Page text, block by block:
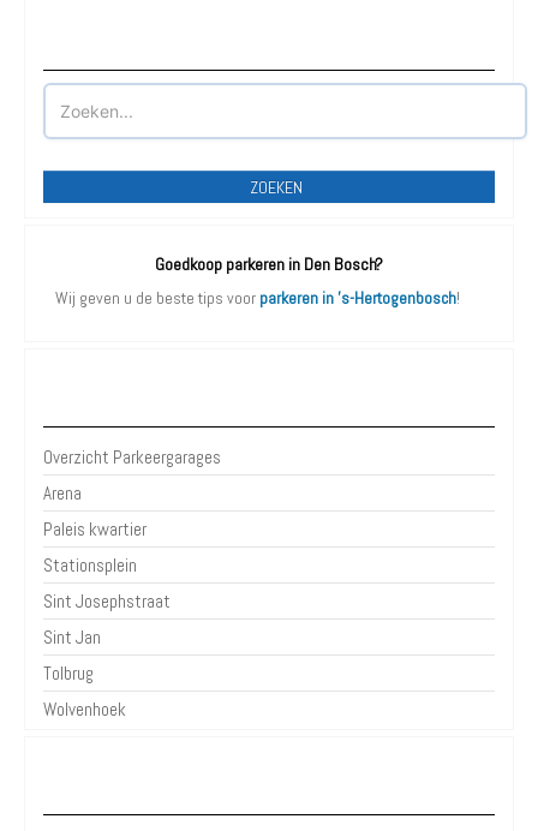
ZOEKEN
Goedkoop parkeren in Den Bosch?
Wij geven u de beste tips voor parkeren in 's-Hertogenbosch!
Overzicht Parkeergarages
Arena
Paleis kwartier
Stationsplein
Sint Josephstraat
Sint Jan
Tolbrug
Wolvenhoek